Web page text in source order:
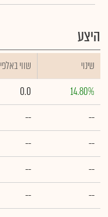
היצע
שינוי ₪ שווי באלפי
14.80%
0.0
--
--
--
--
--
--
--
--